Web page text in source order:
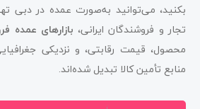
بکنید، می‌توانید به‌صورت عمده در دبی
تجار و فروشندگان ایرانی، بازارهای عمده
محصول، قیمت رقابتی، و نزدیکی
منابع تأمین کالا تبدیل شده‌اند.